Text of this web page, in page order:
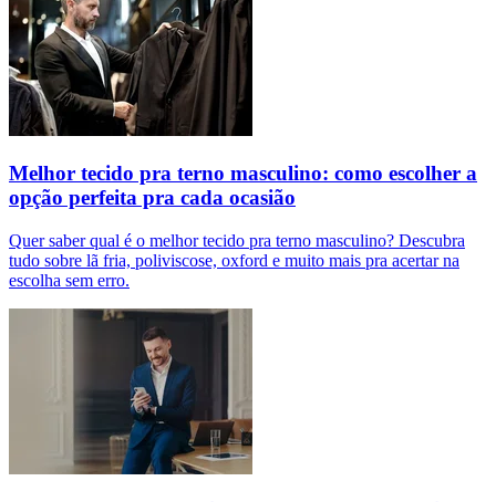
Melhor tecido pra terno masculino: como escolher a
opção perfeita pra cada ocasião
Quer saber qual é o melhor tecido pra terno masculino? Descubra
tudo sobre lã fria, poliviscose, oxford e muito mais pra acertar na
escolha sem erro.